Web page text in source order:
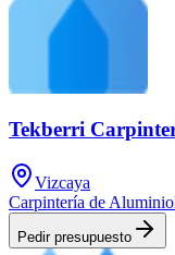
Tekberri
Vizcaya
Carpintería de Aluminio
Pedir presupuesto